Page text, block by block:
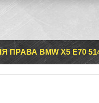
BMW X5 E70